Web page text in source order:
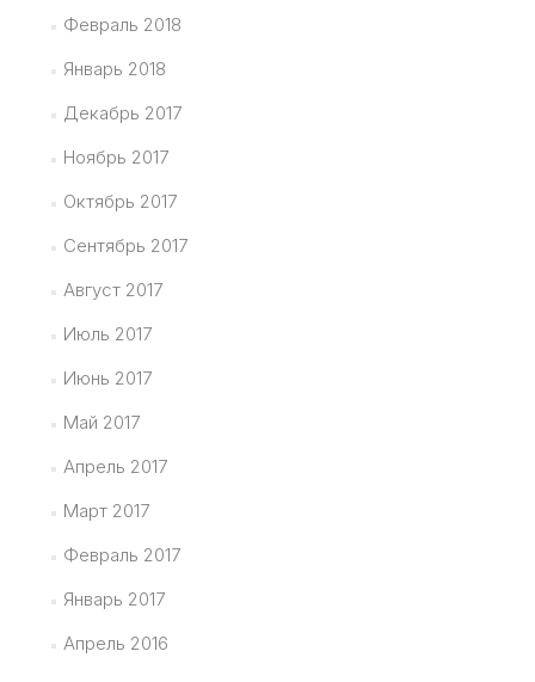
Февраль 2018
Январь 2018
Декабрь 2017
Ноябрь 2017
Октябрь 2017
Сентябрь 2017
Август 2017
Июль 2017
Июнь 2017
Май 2017
Апрель 2017
Март 2017
Февраль 2017
Январь 2017
Апрель 2016